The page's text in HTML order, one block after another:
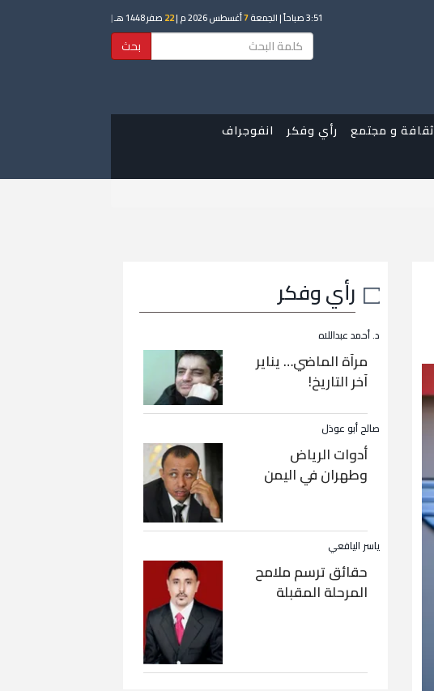
3:51 صباحاً | الجمعة7أغسطس 2026 م | 22 صفر 1448 هـ |
بحث
ثقافة و مجتمع رأي وفكر
انفوجراف
رأي وفكر
د. أحمد عبداللاه
مرآة الماضي… يناير
آخر التاريخ!
صالح أبو عوذل
أدوات الرياض
وطهران في اليمن
ياسر اليافعي
حقائق ترسم ملامح
المرحلة المقبلة